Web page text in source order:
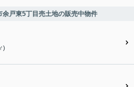
戸東5丁目売土地の販売中物件
)